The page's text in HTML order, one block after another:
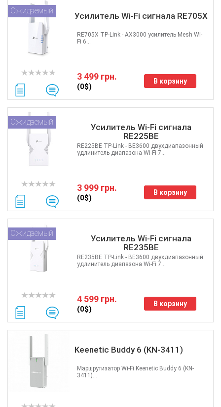
Усилитель Wi-Fi сигнала RE705X
Ожидаемый
3 499 грн.
(0$)
В корзину
RE705X TP-Link - AX3000 усилитель Mesh Wi-
Fi 6...
Усилитель Wi-Fi сигнала
RE225BE
Ожидаемый
3 999 грн.
(0$)
В корзину
RE225BE TP-Link - BE3600 двухдиапазонный
удлинитель диапазона Wi-Fi 7...
Усилитель Wi-Fi сигнала
RE235BE
Ожидаемый
4 599 грн.
(0$)
В корзину
RE235BE TP-Link - BE3600 двухдиапазонный
удлинитель диапазона Wi-Fi 7...
Keenetic Buddy 6 (KN-3411)
Маршрутизатор Wi-Fi Keenetic Buddy 6 (KN-
3411)...